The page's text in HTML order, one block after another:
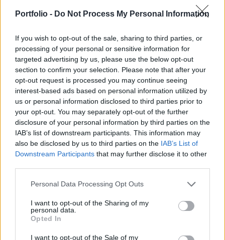
Portfolio - Do Not Process My Personal Information
If you wish to opt-out of the sale, sharing to third parties, or
processing of your personal or sensitive information for
targeted advertising by us, please use the below opt-out
section to confirm your selection. Please note that after your
opt-out request is processed you may continue seeing
interest-based ads based on personal information utilized by
us or personal information disclosed to third parties prior to
your opt-out. You may separately opt-out of the further
disclosure of your personal information by third parties on the
IAB’s list of downstream participants. This information may
also be disclosed by us to third parties on the IAB’s List of
Downstream Participants that may further disclose it to other
Personal Data Processing Opt Outs
I want to opt-out of the Sharing of my
personal data.
Opted In
I want to opt-out of the Sale of my
hónapjává vált, soha nem látott, több mint 500
milliárd Ft-os akvititással a BUX- és egyedi
részvény kontraktusok esetében. A brókercégek
körében robbantott az egyeduralkodónak tűnő
Buda-Cash.
A BÉT derivatív piacán a BUX- valamint az egyedi részvény
kontraktusokra vonatkozó aggregált duplikált forgalom
803 milliárd Ft-ot tett ki augusztusban, amely duplázást
jelent az egy évvel korábbi szinthez mérten. Júliusról
augusztusra az aktivitás a BUX kontraktusokban nem
változott érdemben (sőt némileg csökkent), azonban az
egyedi részvény forgalomban csaknem 40%-os ugrás...
KEDVES OLVASÓNK!
A keresett cikk a portfolio.hu hírarchívumához